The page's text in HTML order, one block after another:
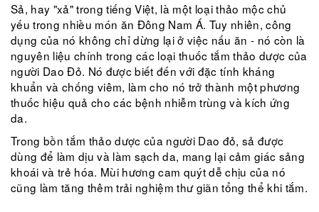
Sả, hay "xả" trong tiếng Việt, là một loại thảo mộc chủ
yếu trong nhiều món ăn Đông Nam Á. Tuy nhiên, công
dụng của nó không chỉ dừng lại ở việc nấu ăn - nó còn là
nguyên liệu chính trong các loại thuốc tắm thảo dược của
người Dao Đỏ. Nó được biết đến với đặc tính kháng
khuẩn và chống viêm, làm cho nó trở thành một phương
thuốc hiệu quả cho các bệnh nhiễm trùng và kích ứng
da.
Trong bồn tắm thảo dược của người Dao đỏ, sả được
dùng để làm dịu và làm sạch da, mang lại cảm giác sảng
khoái và trẻ hóa. Mùi hương cam quýt dễ chịu của nó
cũng làm tăng thêm trải nghiệm thư giãn tổng thể khi tắm.